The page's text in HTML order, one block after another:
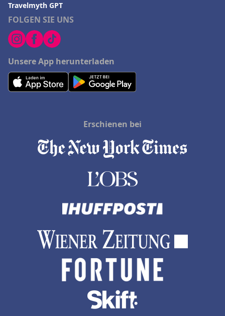
FOLGEN SIE UNS
Unsere App herunterladen
Travelmyth GPT
Erschienen bei